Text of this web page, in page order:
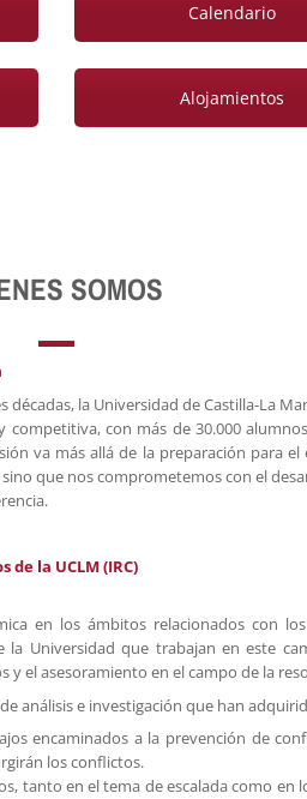
Calendario
Alojamientos
SOMOS
décadas, la Universidad de Castilla-La
con más de 30.000
va más allá de la preparación para
que nos comprometemos con el
la UCLM (IRC)
en los ámbitos relacionados con
la Universidad que trabajan en este
y el asesoramiento en el campo de la
análisis e investigación que han
encaminados a la prevención de
los conflictos.
tanto en el tema de escalada como